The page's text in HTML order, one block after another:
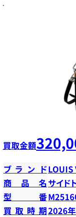
買取金額
ブランドLOUIS
商品名 サイド
型番
買取時期2026